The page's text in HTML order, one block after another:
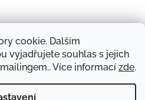
cookie. Dalším
vyjadřujete souhlas s jejich
Více informací zde.
KE STAŽENÍ